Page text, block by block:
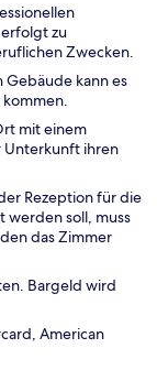
zu
Zwecken.
kann es
mit einem
Unterkunft ihren
Rezeption für die
werden soll, muss
das Zimmer
Bargeld wird
American